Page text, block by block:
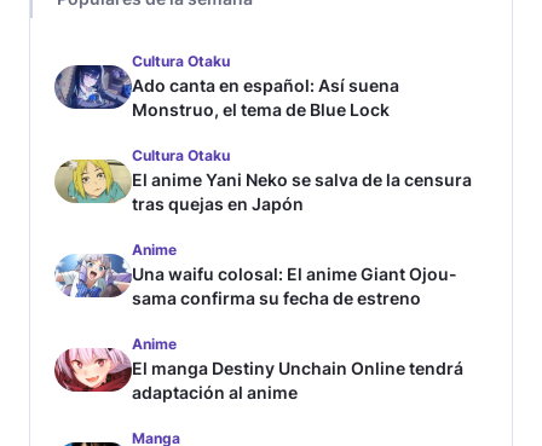
Cultura Otaku
Ado canta en español: Así suena
Monstruo, el tema de Blue Lock
Cultura Otaku
El anime Yani Neko se salva de la censura
tras quejas en Japón
Anime
Una waifu colosal: El anime Giant Ojou-
sama confirma su fecha de estreno
Anime
El manga Destiny Unchain Online tendrá
adaptación al anime
Manga